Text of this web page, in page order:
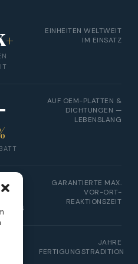
+
EINHEITEN WELTWEIT
IM EINSATZ
AUF OEM-PLATTEN &
DICHTUNGEN —
LEBENSLANG
h
GARANTIERTE MAX.
VOR-ORT-
REAKTIONSZEIT
JAHRE
FERTIGUNGSTRADITION